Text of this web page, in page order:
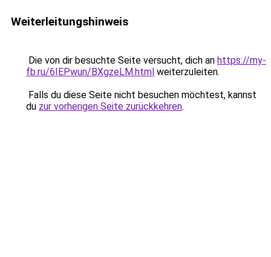
Weiterleitungshinweis
Die von dir besuchte Seite versucht, dich an https://my-
fb.ru/6IEPwun/BXgzeLM.html weiterzuleiten.
Falls du diese Seite nicht besuchen möchtest, kannst
du zur vorherigen Seite zurückkehren.